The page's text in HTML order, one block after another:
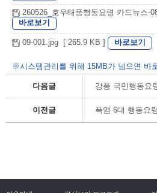
260526_호우태풍행동요령 카드뉴스-
바로보기
09-001.jpg [ 265.9 KB ] 바로보기
※시스템관리를 위해 15MB가 넘으면 바
다음글 강풍 국민행동요
이전글 폭염 6대 행동요